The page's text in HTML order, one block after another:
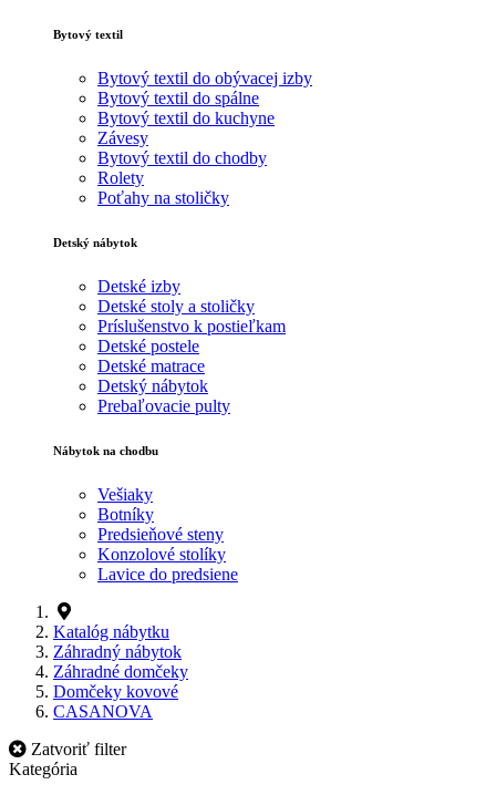
Bytový textil
Bytový textil do obývacej izby
Bytový textil do spálne
Bytový textil do kuchyne
Závesy
Bytový textil do chodby
Rolety
Poťahy na stoličky
Detský nábytok
Detské izby
Detské stoly a stoličky
Príslušenstvo k postieľkam
Detské postele
Detské matrace
Detský nábytok
Prebaľovacie pulty
Nábytok na chodbu
Vešiaky
Botníky
Predsieňové steny
Konzolové stolíky
Lavice do predsiene
Katalóg nábytku
Záhradný nábytok
Záhradné domčeky
Domčeky kovové
CASANOVA
Zatvoriť filter
Kategória